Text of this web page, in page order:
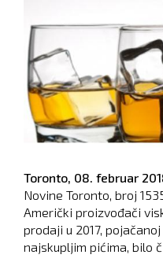
Toronto, 08. februar
Novine Toronto, broj
Američki proizvođači
prodaji u 2017,
najskupljim pićima, bilo